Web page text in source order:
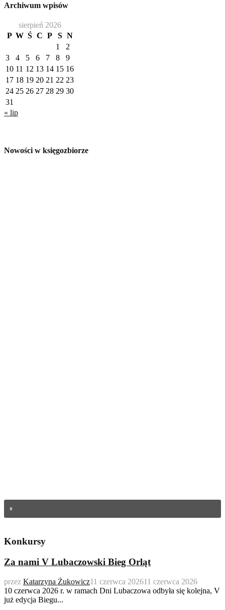
Archiwum wpisów
sierpień 2026
P W Ś C P S N
1
2
3
4 5 6 7 8
9
10 11 12 13 14 15 16
17 18 19 20 21 22 23
24 25 26 27 28 29 30
31
« lip
Nowości w księgozbiorze
Konkursy
Za nami V Lubaczowski Bieg Orląt
przez Katarzyna Żukowicz11 czerwca 202611 czerwca 2026
10 czerwca 2026 r. w ramach Dni Lubaczowa odbyła się kolejna, V
już edycja Biegu...